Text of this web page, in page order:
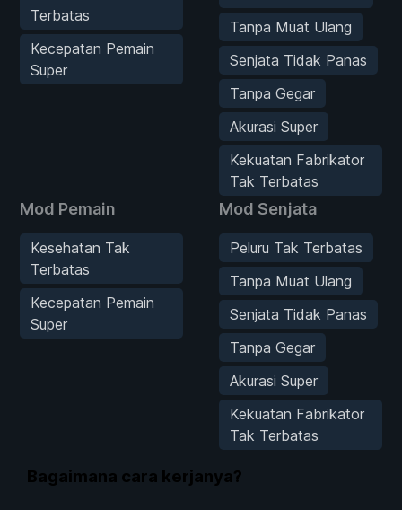
Terbatas
Kecepatan Pemain
Super
Tanpa Muat Ulang
Senjata Tidak Panas
Tanpa Gegar
Akurasi Super
Kekuatan Fabrikator
Tak Terbatas
Mod Pemain
Kesehatan Tak
Terbatas
Kecepatan Pemain
Super
Mod Senjata
Peluru Tak Terbatas
Tanpa Muat Ulang
Senjata Tidak Panas
Tanpa Gegar
Akurasi Super
Kekuatan Fabrikator
Tak Terbatas
Bagaimana cara kerjanya?